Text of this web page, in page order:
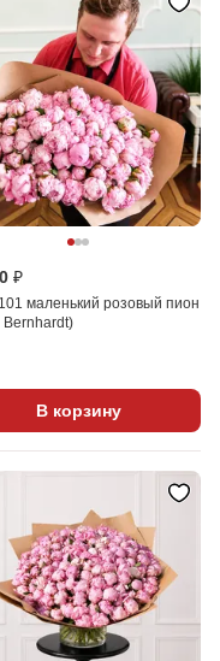
₽
маленький розовый пион
Bernhardt)
В корзину